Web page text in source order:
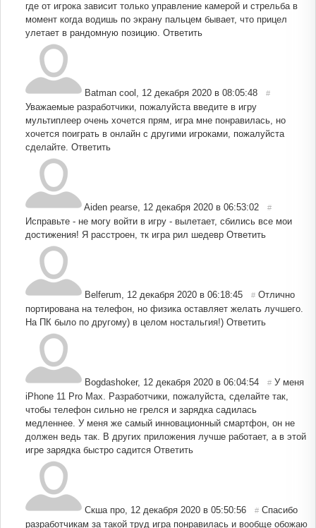
где от игрока зависит только управление камерой и стрельба в
момент когда водишь по экрану пальцем бывает, что прицел
улетает в рандомную позицию. Ответить
Batman cool , 12 декабря 2020 в 08:05:48 #
Уважаемые разработчики, пожалуйста введите в игру
мультиплеер очень хочется прям, игра мне понравилась, но
хочется поиграть в онлайн с другими игроками, пожалуйста
сделайте. Ответить
Aiden pearse, 12 декабря 2020 в 06:53:02 #
Исправьте - не могу войти в игру - вылетает, сбились все мои
достижения! Я расстроен, тк игра рил шедевр Ответить
Belferum, 12 декабря 2020 в 06:18:45 # Отлично
портирована на телефон, но физика оставляет желать лучшего.
На ПК было по другому) в целом ностальгия!) Ответить
Bogdashoker, 12 декабря 2020 в 06:04:54 # У меня
iPhone 11 Pro Max. Разработчики, пожалуйста, сделайте так,
чтобы телефон сильно не грелся и зарядка садилась
медленнее. У меня же самый инновационный смартфон, он не
должен ведь так. В других приложения лучше работает, а в этой
игре зарядка быстро садится Ответить
Скша про, 12 декабря 2020 в 05:50:56 # Спасибо
разработчикам за такой труд игра понравилась и вообще обожаю